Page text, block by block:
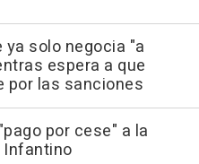
ya solo negocia "a
espera a que
por las sanciones
por cese" a la